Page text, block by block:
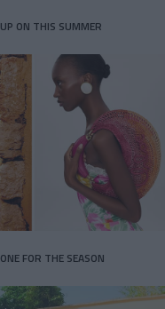
ON THIS SUMMER
FOR THE SEASON